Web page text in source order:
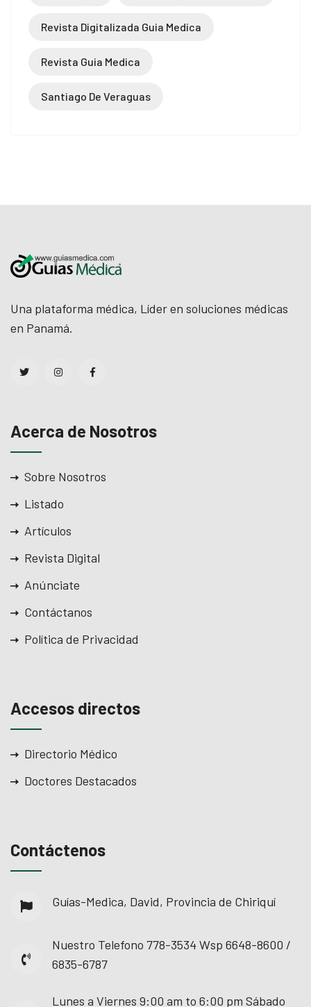
Revista Digitalizada Guia Medica
Revista Guia Medica
Santiago De Veraguas
Una plataforma médica, Líder en soluciones médicas
en Panamá.
Acerca de Nosotros
Sobre Nosotros
Listado
Artículos
Revista Digital
Anúnciate
Contáctanos
Política de Privacidad
Accesos directos
Directorio Médico
Doctores Destacados
Contáctenos
Guías-Medica, David, Provincia de Chiriquí
Nuestro Telefono 778-3534 Wsp 6648-8600 /
6835-6787
Lunes a Viernes 9:00 am to 6:00 pm Sábado